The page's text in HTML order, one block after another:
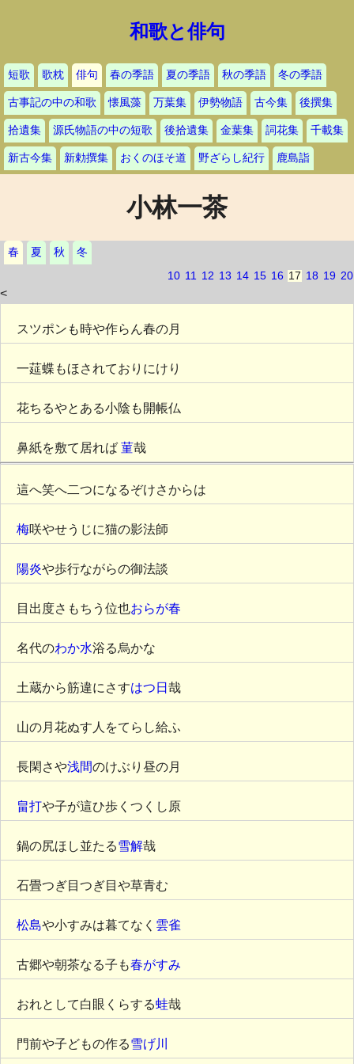
和歌と俳句
短歌 歌枕 俳句 春の季語 夏の季語 秋の季語 冬の季語
古事記の中の和歌 懐風藻 万葉集 伊勢物語 古今集 後撰集
拾遺集 源氏物語の中の短歌 後拾遺集 金葉集 詞花集 千載集
新古今集 新勅撰集 おくのほそ道 野ざらし紀行 鹿島詣
小林一茶
春 夏 秋
冬
10 11 12 13 14 15 16 17 18 19 20
<
スツポンも時や作らん春の月
一莚蝶もほされておりにけり
花ちるやとある小陰も開帳仏
鼻紙を敷て居れば 菫哉
這へ笑へ二つになるぞけさからは
梅咲やせうじに猫の影法師
陽炎や歩行ながらの御法談
目出度さもちう位也おらが春
名代のわか水浴る烏かな
土蔵から筋違にさすはつ日 哉
山の月花ぬす人をてらし給ふ
長閑さや浅間のけぶり昼の月
畠打や子が這ひ歩くつくし原
鍋の尻ほし並たる雪解哉
石畳つぎ目つぎ目や草青む
松島や小すみは暮てなく 雲雀
古郷や朝茶なる子も春がすみ
おれとして白眼くらする蛙哉
門前や子どもの作る雪げ川